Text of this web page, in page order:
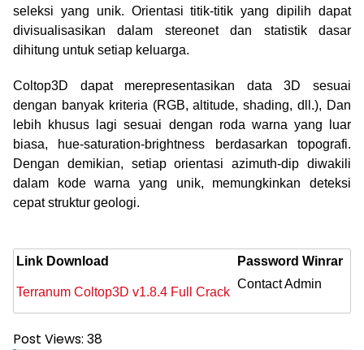
seleksi yang unik. Orientasi titik-titik yang dipilih dapat
divisualisasikan dalam stereonet dan statistik dasar
dihitung untuk setiap keluarga.
Coltop3D dapat merepresentasikan data 3D sesuai
dengan banyak kriteria (RGB, altitude, shading, dll.), Dan
lebih khusus lagi sesuai dengan roda warna yang luar
biasa, hue-saturation-brightness berdasarkan topografi.
Dengan demikian, setiap orientasi azimuth-dip diwakili
dalam kode warna yang unik, memungkinkan deteksi
cepat struktur geologi.
Link Download Password Winrar
Terranum Coltop3D v1.8.4 Full Crack
Contact Admin
Post Views: 38